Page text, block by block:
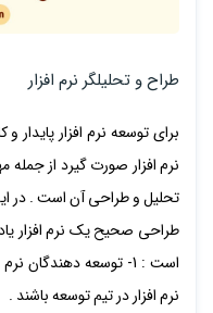
طراح و تحلیلگر نرم افزار
برای توسعه نرم افزار
نرم افزار صورت گیرد از
تحلیل و طراحی آن است . در
طراحی صحیح یک نرم افزار
نرم افزار در تیم توسعه باشند .